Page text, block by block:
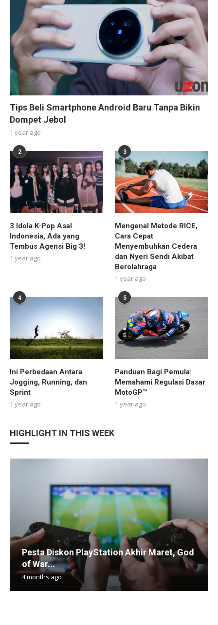
Tips Beli Smartphone Android Baru Tanpa Bikin
Dompet Jebol
1 year ago
2
3 Idola K-Pop Asal
Indonesia, Ada yang
Tembus Agensi Big 3!
1 year ago
3
Mengenal Metode RICE,
Cara Cepat
Menyembuhkan Cedera
dan Nyeri Sendi Akibat
Berolahraga
1 year ago
4
Ini Perbedaan Antara
Jogging, Running, dan
Sprint
1 year ago
5
Panduan Bagi Pemula:
Memahami Regulasi Dasar
MotoGP™
1 year ago
HIGHLIGHT IN THIS WEEK
Pesta Diskon PlayStation Akhir Maret, God
of War...
4 months ago